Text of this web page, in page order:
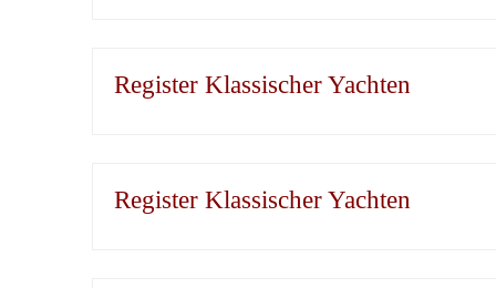
Register Klassischer Yachten
Register Klassischer Yachten